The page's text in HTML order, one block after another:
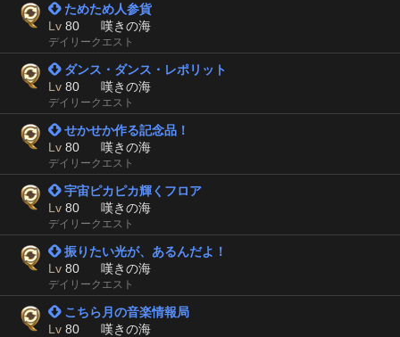
 ためため人参貨
Lv 80 嘆きの海
デイリークエスト
 ダンス・ダンス・レポリット
Lv 80 嘆きの海
デイリークエスト
 せかせか作る記念品！
Lv 80 嘆きの海
デイリークエスト
 宇宙ピカピカ輝くフロア
Lv 80 嘆きの海
デイリークエスト
 振りたい光が、あるんだよ！
Lv 80 嘆きの海
デイリークエスト
 こちら月の音楽情報局
Lv 80 嘆きの海